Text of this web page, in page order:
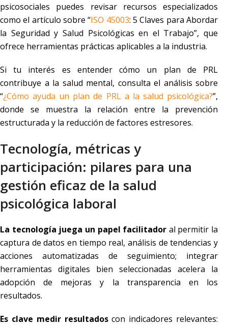
psicosociales puedes revisar recursos especializados
como el artículo sobre “ISO 45003: 5 Claves para Abordar
la Seguridad y Salud Psicológicas en el Trabajo”, que
ofrece herramientas prácticas aplicables a la industria.
Si tu interés es entender cómo un plan de PRL
contribuye a la salud mental, consulta el análisis sobre
“¿Cómo ayuda un plan de PRL a la salud psicológica?”,
donde se muestra la relación entre la prevención
estructurada y la reducción de factores estresores.
Tecnología, métricas y
participación: pilares para una
gestión eficaz de la salud
psicológica laboral
La tecnología juega un papel facilitador al permitir la
captura de datos en tiempo real, análisis de tendencias y
acciones automatizadas de seguimiento; integrar
herramientas digitales bien seleccionadas acelera la
adopción de mejoras y la transparencia en los
resultados.
Es clave medir resultadoscon indicadores relevantes: